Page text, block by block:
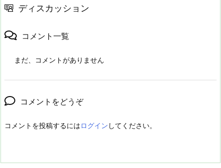
ディスカッション
コメント一覧
まだ、コメントがありません
コメントをどうぞ
コメントを投稿するにはログイン してください。